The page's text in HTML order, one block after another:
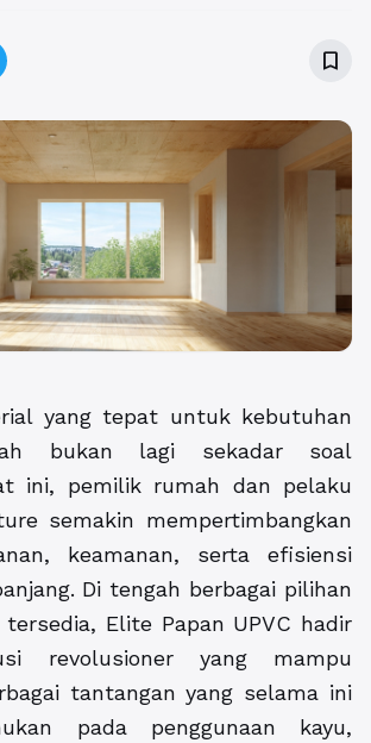
bookmark_border
yang tepat untuk kebutuhan
bukan lagi sekadar soal
ini, pemilik rumah dan pelaku
semakin mempertimbangkan
keamanan, serta efisiensi
Di tengah berbagai pilihan
Elite Papan UPVC hadir
revolusioner yang mampu
tantangan yang selama ini
pada penggunaan kayu,